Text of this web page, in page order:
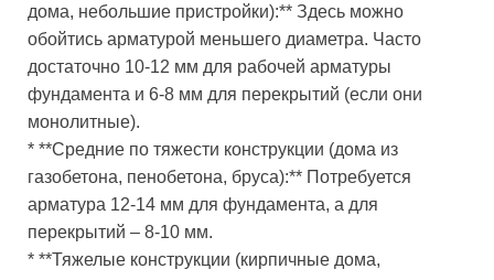
дома, небольшие пристройки):** Здесь можно
обойтись арматурой меньшего диаметра. Часто
достаточно 10-12 мм для рабочей арматуры
фундамента и 6-8 мм для перекрытий (если они
монолитные).
* **Средние по тяжести конструкции (дома из
газобетона, пенобетона, бруса):** Потребуется
арматура 12-14 мм для фундамента, а для
перекрытий – 8-10 мм.
* **Тяжелые конструкции (кирпичные дома,